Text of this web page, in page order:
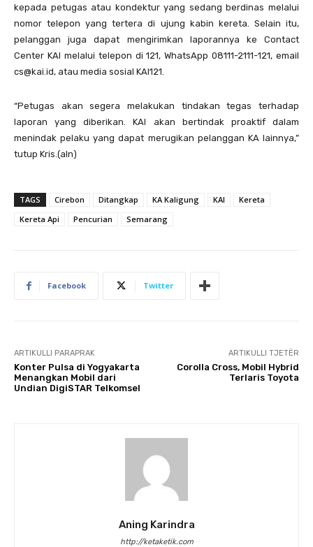
kepada petugas atau kondektur yang sedang berdinas melalui
nomor telepon yang tertera di ujung kabin kereta. Selain itu,
pelanggan juga dapat mengirimkan laporannya ke Contact
Center KAI melalui telepon di 121, WhatsApp 08111-2111-121, email
cs@kai.id, atau media sosial KAI121.
“Petugas akan segera melakukan tindakan tegas terhadap
laporan yang diberikan. KAI akan bertindak proaktif dalam
menindak pelaku yang dapat merugikan pelanggan KA lainnya,”
tutup Kris.(aln)
TAGS Cirebon Ditangkap KA Kaligung KAI
Kereta
Kereta Api
Pencurian Semarang
Facebook Twitter
ARTIKULLI PARAPRAK
Konter Pulsa di Yogyakarta
Menangkan Mobil dari
Undian DigiSTAR Telkomsel
ARTIKULLI TJETËR
Corolla Cross, Mobil Hybrid
Terlaris Toyota
Aning Karindra
http://ketaketik.com